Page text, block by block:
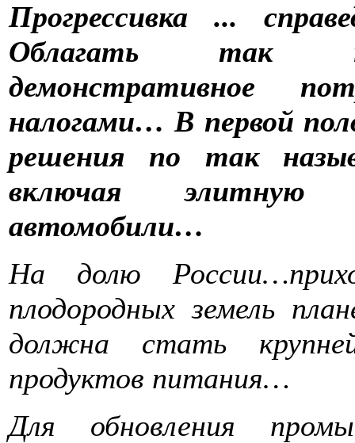
Прогрессивка ...
Облагать так
демонстративное
налогами… В первой
решения по так
включая элитную
автомобили…
На долю
плодородных земель
должна стать
продуктов питания…
Для обновления